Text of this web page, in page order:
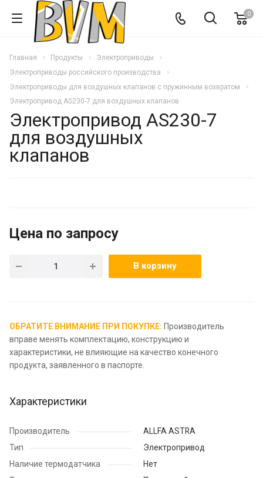
0
Главная Продукты
Электроприводы
Электроприводы российского производства
Электроприводы для воздушных клапанов с пружинным возвратом
Электропривод AS230-7 для воздушных клапанов
Электропривод AS230-7
для воздушных
клапанов
Цена по запросу
В корзину
ОБРАТИТЕ ВНИМАНИЕ ПРИ ПОКУПКЕ: Производитель
вправе менять комплектацию, конструкцию и
характеристики, не влияющие на качество конечного
продукта, заявленного в паспорте.
Характеристики
Производитель
ALLFA ASTRA
Тип
Электропривод
Наличие термодатчика
Нет